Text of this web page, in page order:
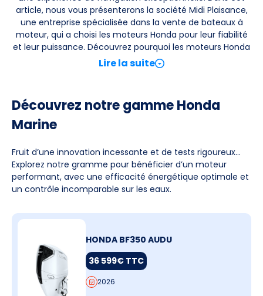
article, nous vous présenterons la société Midi Plaisance,
une entreprise spécialisée dans la vente de bateaux à
moteur, qui a choisi les moteurs Honda pour leur fiabilité
et leur puissance. Découvrez pourquoi les moteurs Honda
Marine sont la référence en matière de technologie
marine et comment ils peuvent améliorer vos sorties en
Lire la suite
Découvrez notre gamme Honda
Marine
Fruit d’une innovation incessante et de tests rigoureux…
Explorez notre gramme pour bénéficier d’un moteur
performant, avec une efficacité énergétique optimale et
un contrôle incomparable sur les eaux.
HONDA BF350 AUDU
36 599€ TTC
2026